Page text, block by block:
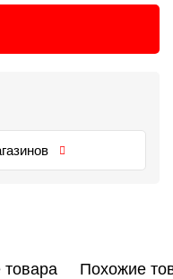
Похожие